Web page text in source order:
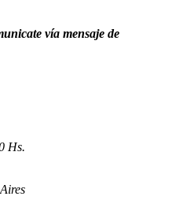
vía mensaje de
Hs.